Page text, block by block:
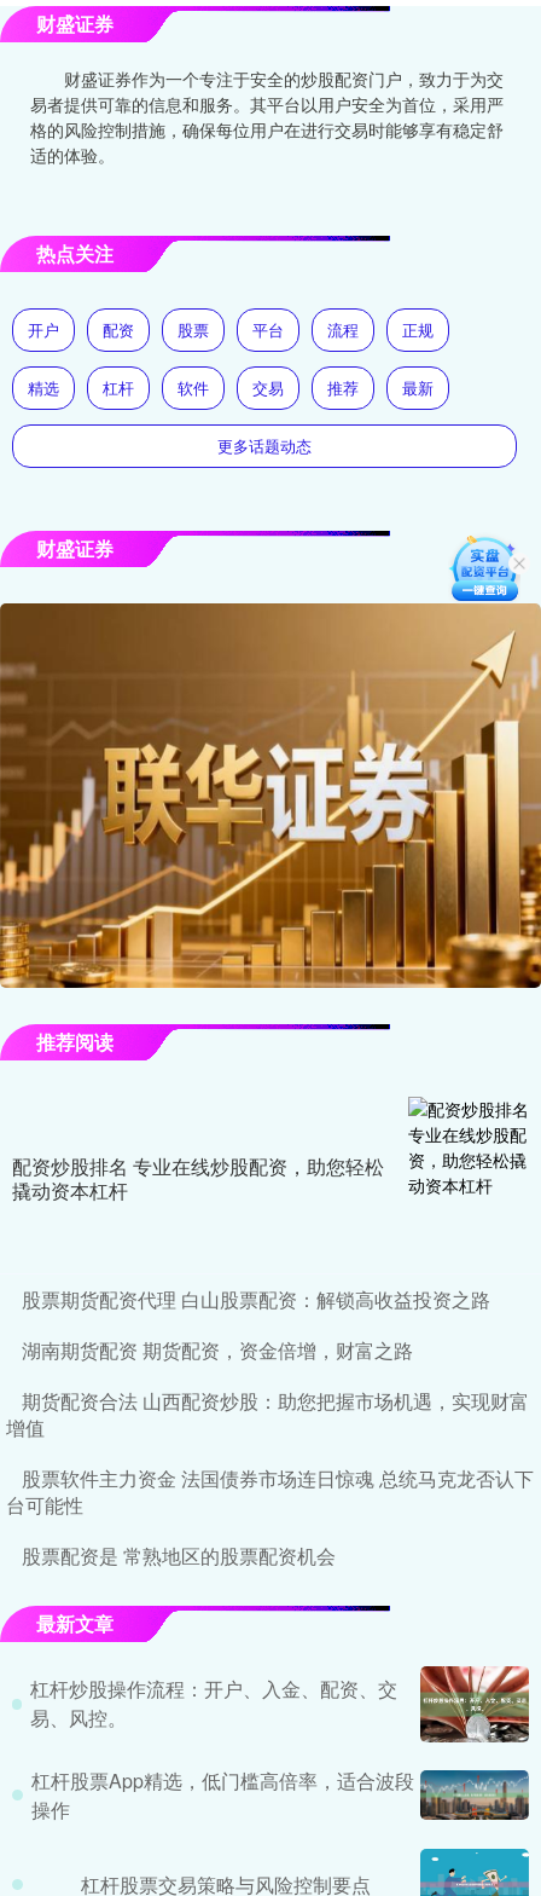
财盛证券
财盛证券作为一个专注于安全的炒股配资门户，致力于为交
易者提供可靠的信息和服务。其平台以用户安全为首位，采用严
格的风险控制措施，确保每位用户在进行交易时能够享有稳定舒
适的体验。
热点关注
开户 配资 股票 平台 流程 正规
精选 杠杆 软件 交易 推荐 最新
更多话题动态
财盛证券
推荐阅读
配资炒股排名 专业在线炒股配资，助您轻松
撬动资本杠杆
股票期货配资代理 白山股票配资：解锁高收益投资之路
湖南期货配资 期货配资，资金倍增，财富之路
期货配资合法 山西配资炒股：助您把握市场机遇，实现财富
增值
股票软件主力资金 法国债券市场连日惊魂 总统马克龙否认下
台可能性
股票配资是 常熟地区的股票配资机会
最新文章
杠杆炒股操作流程：开户、入金、配资、交
易、风控。
杠杆股票App精选，低门槛高倍率，适合波段
操作
杠杆股票交易策略与风险控制要点